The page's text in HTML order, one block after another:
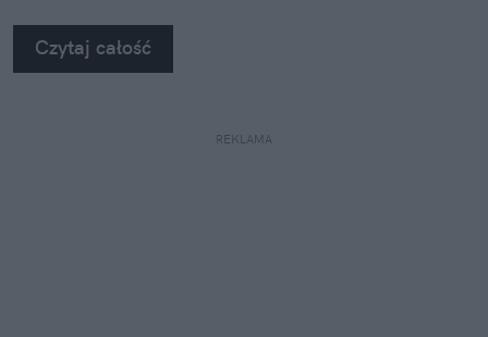
Czytaj całość
REKLAMA